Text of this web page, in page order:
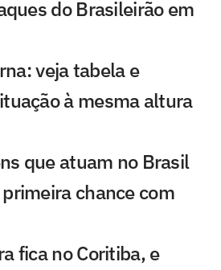
do Brasileirão em
veja tabela e
à mesma altura
que atuam no Brasil
chance com
fica no Coritiba, e